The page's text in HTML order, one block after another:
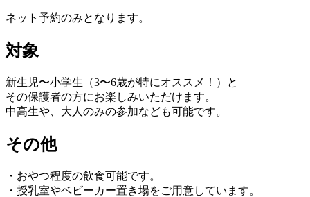
ネット予約のみとなります。
対象
新生児〜小学生（3〜6歳が特にオススメ！）と
その保護者の方にお楽しみいただけます。
中高生や、大人のみの参加なども可能です。
その他
・おやつ程度の飲食可能です。
・授乳室やベビーカー置き場をご用意しています。